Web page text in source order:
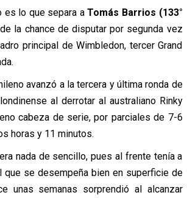
es lo que separa aTomás Barrios (133°
la chance de disputar por segunda vez
principal de Wimbledon, tercer Grand
avanzó a la tercera y última ronda de
al derrotar al australiano Rinky
cabeza de serie, por parciales de 7-6
horas y 11 minutos.
nada de sencillo, pues al frente tenía a
que se desempeña bien en superficie de
unas semanas sorprendió al alcanzar